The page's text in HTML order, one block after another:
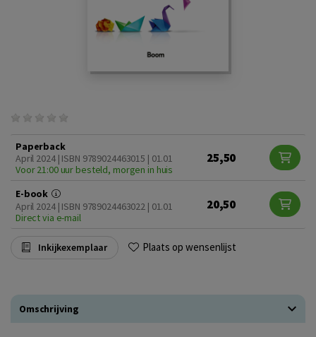
Paperback
April 2024 | ISBN 9789024463015 | 01.01
Voor 21:00 uur besteld, morgen in huis
25,50
E-book
April 2024 | ISBN 9789024463022 | 01.01
Direct via e-mail
20,50
Inkijkexemplaar Plaats op wensenlijst
Omschrijving